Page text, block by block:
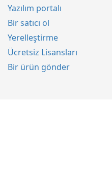
Yazılım portalı
Bir satıcı ol
Yerelleştirme
Ücretsiz Lisansları
Bir ürün gönder